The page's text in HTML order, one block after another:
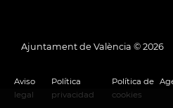
Ajuntament de València © 2026
Aviso
legal
Política
privacidad
Política de
cookies